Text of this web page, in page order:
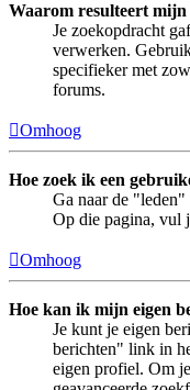
Waarom resulteert mijn
Je zoekopdracht
verwerken.
specifieker met
forums.
Omhoog
Hoe zoek ik een
Ga naar de
Op die pagina, vul
Omhoog
Hoe kan ik mijn eigen
Je kunt je eigen
berichten" link in
eigen profiel. Om